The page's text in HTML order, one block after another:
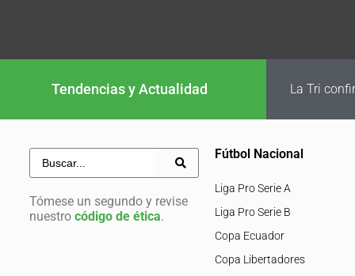
Tendencias y Actualidad La Tri
Tómese un segundo y revise
nuestro código de ética.
Fútbol Nacional
Liga Pro Serie A
Liga Pro Serie B
Copa Ecuador
Copa Libertadores